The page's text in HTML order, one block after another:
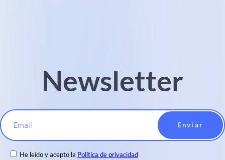
Newsletter
Email
He leído y acepto la Política de privacidad